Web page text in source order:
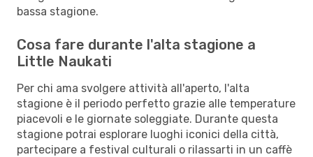
bassa stagione.
Cosa fare durante l'alta stagione a
Little Naukati
Per chi ama svolgere attività all'aperto, l'alta
stagione è il periodo perfetto grazie alle temperature
piacevoli e le giornate soleggiate. Durante questa
stagione potrai esplorare luoghi iconici della città,
partecipare a festival culturali o rilassarti in un caffè